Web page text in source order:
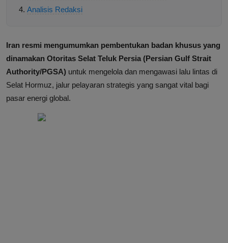
Analisis Redaksi
Iran resmi mengumumkan pembentukan badan khusus yang
dinamakan Otoritas Selat Teluk Persia (Persian Gulf Strait
Authority/PGSA) untuk mengelola dan mengawasi lalu lintas di
Selat Hormuz, jalur pelayaran strategis yang sangat vital bagi
pasar energi global.